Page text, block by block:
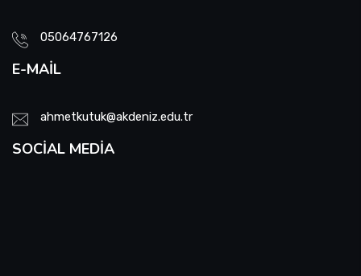
05064767126
E-MAIL
ahmetkutuk@akdeniz.edu.tr
SOCIAL MEDIA